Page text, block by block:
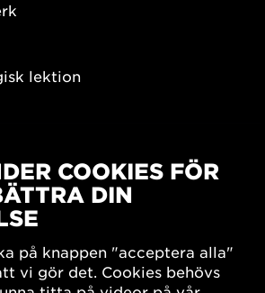
lektion
COOKIES FÖR
DIN
på knappen "acceptera alla"
vi gör det. Cookies behövs